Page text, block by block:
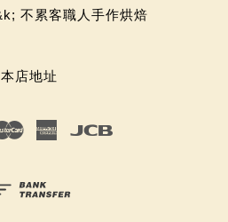
不累客職人手作烘焙
本店地址
Master American